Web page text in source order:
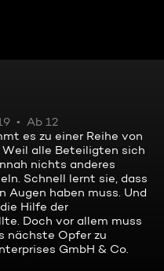
Ab 12
es zu einer Reihe von
alle Beteiligten sich
nichts anderes
Schnell lernt sie, dass
haben muss. Und
Hilfe der
Doch vor allem muss
nächste Opfer zu
GmbH & Co.